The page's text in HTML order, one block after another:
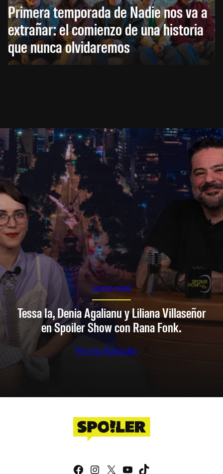
Primera temporada de Nadie nos va a
extrañar: el comienzo de una historia
que nunca olvidaremos
SPOILER SHOW
Tessa Ia, Denia Agalianu y Liliana Villaseñor
en Spoiler Show con Rana Fonk.
Ver en Youtube
Facebook
Instagram
X YouTube